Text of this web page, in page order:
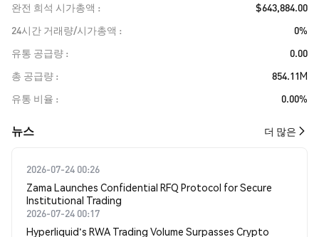
완전 희석 시가총액
$643,884.00
24시간 거래량/시가총액
0%
유통 공급량
0.00
총 공급량
854.11M
유통 비율
0.00%
뉴스 더 많은
2026-07-24 00:26
Zama Launches Confidential RFQ Protocol for Secure
Institutional Trading
2026-07-24 00:17
Hyperliquid's RWA Trading Volume Surpasses Crypto